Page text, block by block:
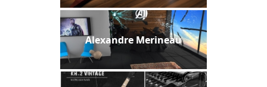
Alexandre Merineau